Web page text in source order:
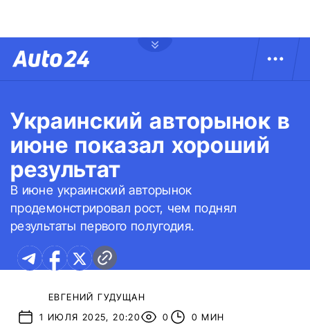
Украинский авторынок в
июне показал хороший
результат
В июне украинский авторынок
продемонстрировал рост, чем поднял
результаты первого полугодия.
ЕВГЕНИЙ ГУДУЩАН
1 ИЮЛЯ 2025, 20:20
0 0 МИН